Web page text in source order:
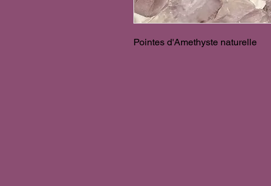
Pointes d'Amethyste naturelle